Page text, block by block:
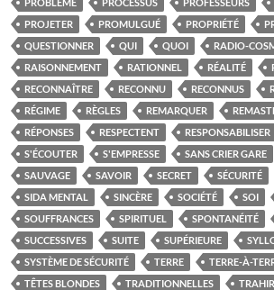
PROJETER
PROMULGUÉ PROPRIÉTÉ
QUESTIONNER
QUI QUOI RADIO-
RAISONNEMENT
RATIONNEL RÉALITÉ
RECONNAÎTRE
RECONNU RECONNUS
RÉGIME
RÈGLES REMARQUER
RÉPONSES
RESPECTENT RESPONSABILISER
S'ÉCOUTER
S'EMPRESSE SANS CRIER GARE
SAUVAGE
SAVOIR SECRET SÉCURITÉ
SIDA MENTAL
SINCÈRE SOCIÉTÉ SOI
SOUFFRANCES
SPIRITUEL SPONTANÉITÉ
SUCCESSIVES
SUITE SUPÉRIEURE
SYSTÈME DE SÉCURITÉ
TERRE TERRE-À-
TÊTES BLONDES
TRADITIONNELLES TRAHIR